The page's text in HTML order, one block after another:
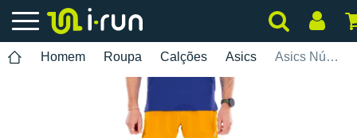
Homem Roupa Calções Asics Asics Núcleo